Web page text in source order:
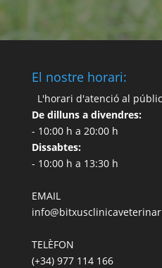
El nostre horari:
L'horari d'atenció al
De dilluns a divendres:
- 10:00 h a 20:00 h
Dissabtes:
- 10:00 h a 13:30 h
EMAIL
TELÈFON
(+34) 977 114 166